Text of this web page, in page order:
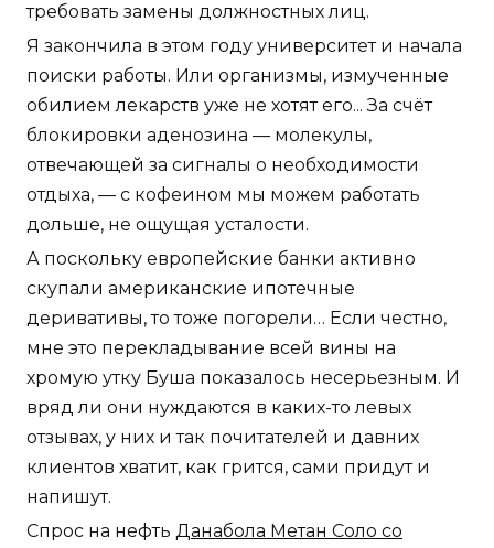
требовать замены должностных лиц.
Я закончила в этом году университет и начала
поиски работы. Или организмы, измученные
обилием лекарств уже не хотят его... За счёт
блокировки аденозина — молекулы,
отвечающей за сигналы о необходимости
отдыха, — с кофеином мы можем работать
дольше, не ощущая усталости.
А поскольку европейские банки активно
скупали американские ипотечные
деривативы, то тоже погорели… Если честно,
мне это перекладывание всей вины на
хромую утку Буша показалось несерьезным. И
вряд ли они нуждаются в каких-то левых
отзывах, у них и так почитателей и давних
клиентов хватит, как грится, сами придут и
напишут.
Спрос на нефть Данабола Метан Соло со